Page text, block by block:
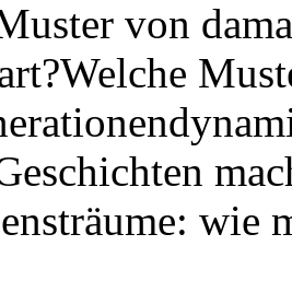
von
wie